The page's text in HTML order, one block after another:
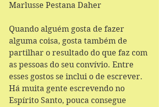
Marlusse Pestana Daher
Quando alguém gosta de fazer
alguma coisa, gosta também de
partilhar o resultado do que faz com
as pessoas do seu convívio. Entre
esses gostos se inclui o de escrever.
Há muita gente escrevendo no
Espírito Santo, pouca consegue